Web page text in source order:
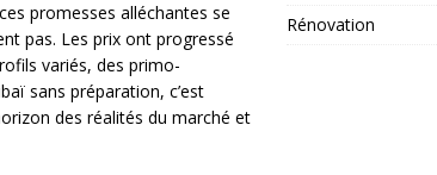
promesses alléchantes se
pas. Les prix ont progressé
variés, des primo-
sans préparation, c’est
des réalités du marché et
Rénovation